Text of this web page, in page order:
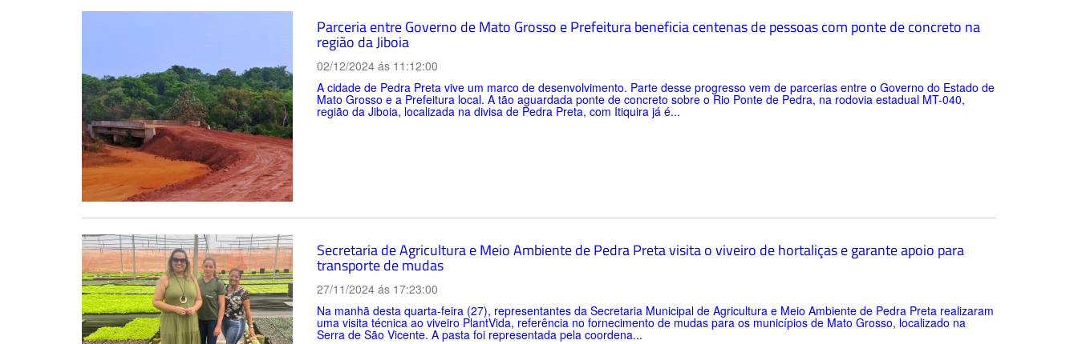
Parceria entre Governo de Mato Grosso e Prefeitura beneficia centenas de pessoas com ponte de concreto na
região da Jiboia
02/12/2024 ás 11:12:00
A cidade de Pedra Preta vive um marco de desenvolvimento. Parte desse progresso vem de parcerias entre o Governo do Estado de
Mato Grosso e a Prefeitura local. A tão aguardada ponte de concreto sobre o Rio Ponte de Pedra, na rodovia estadual MT-040,
região da Jiboia, localizada na divisa de Pedra Preta, com Itiquira já é...
Secretaria de Agricultura e Meio Ambiente de Pedra Preta visita o viveiro de hortaliças e garante apoio para
transporte de mudas
27/11/2024 ás 17:23:00
Na manhã desta quarta-feira (27), representantes da Secretaria Municipal de Agricultura e Meio Ambiente de Pedra Preta realizaram
uma visita técnica ao viveiro PlantVida, referência no fornecimento de mudas para os municípios de Mato Grosso, localizado na
Serra de São Vicente. A pasta foi representada pela coordena...